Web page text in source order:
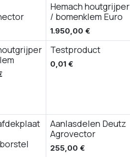
Hemach houtgrijper
/ bomenklem Euro
1.950,00 €
Testproduct
0,01 €
Aanlasdelen Deutz
Agrovector
255,00 €